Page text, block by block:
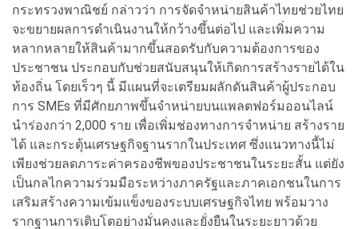
กระทรวงพาณิชย์ กล่าวว่า การจัดจำหน่ายสินค้าไทยช่วยไทย
จะขยายผลการดำเนินงานให้กว้างขึ้นต่อไป และเพิ่มความ
หลากหลายให้สินค้ามากขึ้นสอดรับกับความต้องการของ
ประชาชน ประกอบกับช่วยสนับสนุนให้เกิดการสร้างรายได้ใน
ท้องถิ่น โดยเร็วๆ นี้ มีแผนที่จะเตรียมผลักดันสินค้าผู้ประกอบ
การ SMEs ที่มีศักยภาพขึ้นจำหน่ายบนแพลตฟอร์มออนไลน์
นำร่องกว่า 2,000 ราย เพื่อเพิ่มช่องทางการจำหน่าย สร้างราย
ได้ และกระตุ้นเศรษฐกิจฐานรากในประเทศ ซึ่งแนวทางนี้ไม่
เพียงช่วยลดภาระค่าครองชีพของประชาชนในระยะสั้น แต่ยัง
เป็นกลไกความร่วมมือระหว่างภาครัฐและภาคเอกชนในการ
เสริมสร้างความเข้มแข็งของระบบเศรษฐกิจไทย พร้อมวาง
รากฐานการเติบโตอย่างมั่นคงและยั่งยืนในระยะยาวด้วย